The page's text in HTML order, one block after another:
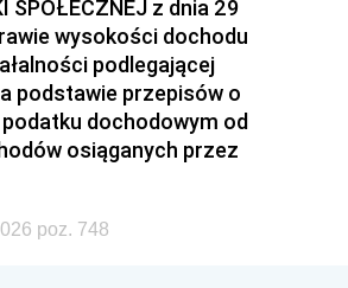
SPOŁECZNEJ z dnia 29
wysokości dochodu
podlegającej
podstawie przepisów o
dochodowym od
osiąganych przez
poz. 748